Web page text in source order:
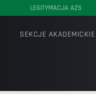
LEGITYMACJA AZS
SEKCJE AKADEMICKIE